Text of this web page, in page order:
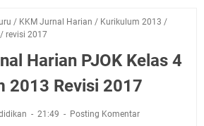
/ KKM Jurnal Harian / Kurikulum 2013 /
/ revisi 2017
Harian PJOK Kelas 4
2013 Revisi 2017
21:49 Posting Komentar